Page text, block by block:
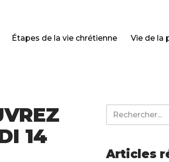
Étapes de la vie chrétienne Vie de la
14
Articles